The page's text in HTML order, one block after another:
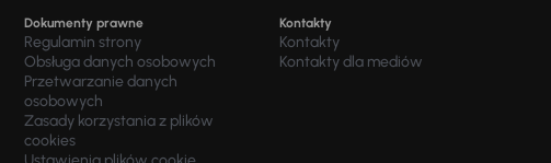
Dokumenty prawne
Regulamin strony
Obsługa danych osobowych
Przetwarzanie danych
osobowych
Zasady korzystania z plików
cookies
Kontakty
Kontakty
Kontakty dla mediów